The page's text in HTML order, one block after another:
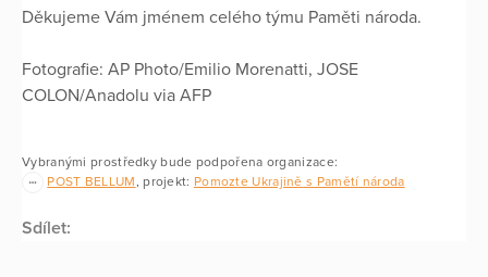
Děkujeme Vám jménem celého týmu Paměti národa.
Fotografie: AP Photo/Emilio Morenatti, JOSE
COLON/Anadolu via AFP
Vybranými prostředky bude podpořena organizace:
POST BELLUM, projekt: Pomozte Ukrajině s Pamětí národa
Sdílet: